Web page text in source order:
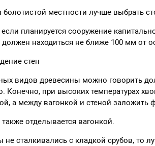
болотистой местности лучше выбрать
планируется сооружение
находиться не ближе 100 мм от
стен
видов древесины можно говорить
Конечно, при высоких температурах
а между вагонкой и стеной заложить
отделывается вагонкой.
не сталкивались с кладкой срубов, то